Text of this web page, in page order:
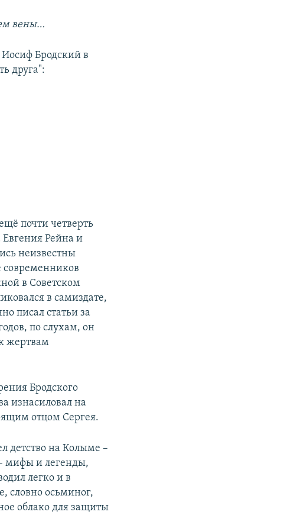
вены…
Бродский в
друга":
почти четверть
Евгения Рейна и
неизвестны
современников
в Советском
в самиздате,
писал статьи за
по слухам, он
жертвам
Бродского
изнасиловал на
отцом Сергея.
детство на Колыме –
– мифы и легенды,
легко и в
словно осьминог,
облако для защиты